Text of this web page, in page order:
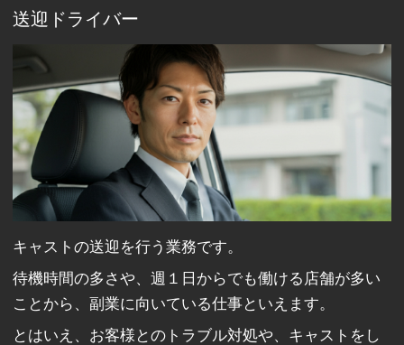
送迎ドライバー
キャストの送迎を行う業務です。
待機時間の多さや、週１日からでも働ける店舗が多い
ことから、副業に向いている仕事といえます。
とはいえ、お客様とのトラブル対処や、キャストをし